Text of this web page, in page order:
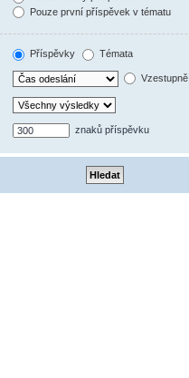
Pouze první příspěvek v tématu
Příspěvky Témata
Vzestupně
znaků příspěvku